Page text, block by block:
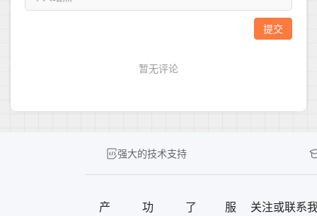
强大的技术支持
产
功
了
服
关注或联系